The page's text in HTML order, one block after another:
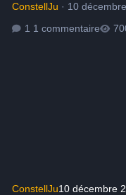
ConstellJu · 10
1 commentaire
ConstellJu10 décembre